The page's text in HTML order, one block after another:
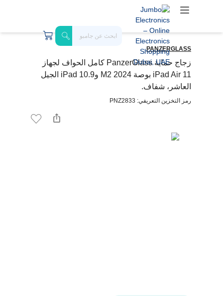
PANZERGLASS
زجاج حماية PanzerGlass كامل الحواف لجهاز
iPad Air 11 بوصة M2 2024 وiPad 10.9 الجيل
العاشر، شفاف.
رمز التخزين التعريفي: PNZ2833